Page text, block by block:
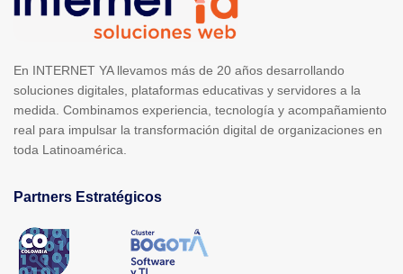
En INTERNET YA llevamos más de 20 años desarrollando
soluciones digitales, plataformas educativas y servidores a la
medida. Combinamos experiencia, tecnología y acompañamiento
real para impulsar la transformación digital de organizaciones en
toda Latinoamérica.
Partners Estratégicos